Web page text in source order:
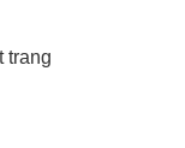
trang